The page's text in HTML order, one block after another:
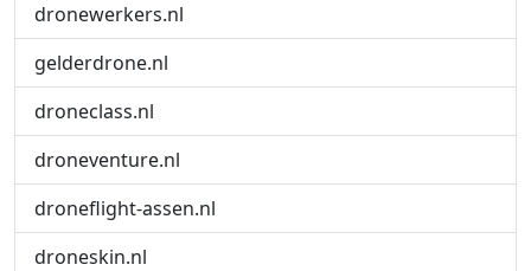
dronewerkers.nl
gelderdrone.nl
droneclass.nl
droneventure.nl
droneflight-assen.nl
droneskin.nl